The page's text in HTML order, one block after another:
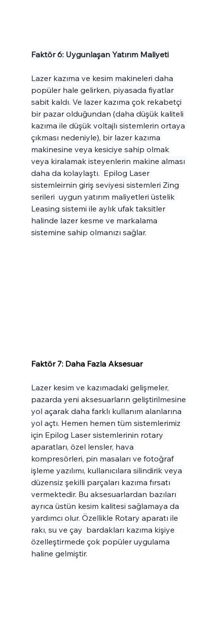
Faktör 6: Uygunlaşan Yatırım Maliyeti
Lazer kazıma ve kesim makineleri daha
popüler hale gelirken, piyasada fiyatlar
sabit kaldı. Ve lazer kazıma çok rekabetçi
bir pazar olduğundan (daha düşük kaliteli
kazıma ile düşük voltajlı sistemlerin ortaya
çıkması nedeniyle), bir lazer kazıma
makinesine veya kesiciye sahip olmak
veya kiralamak isteyenlerin makine alması
daha da kolaylaştı.  Epilog Laser
sistemleirnin giriş seviyesi sistemleri Zing
serileri  uygun yatırım maliyetleri üstelik
Leasing sistemi ile aylık ufak taksitler
halinde lazer kesme ve markalama
sistemine sahip olmanızı sağlar.
Faktör 7: Daha Fazla Aksesuar
Lazer kesim ve kazımadaki gelişmeler,
pazarda yeni aksesuarların geliştirilmesine
yol açarak daha farklı kullanım alanlarına
yol açtı. Hemen hemen tüm sistemlerimiz
için Epilog Laser sistemlerinin rotary
aparatları, özel lensler, hava
kompresörleri, pin masaları ve fotoğraf
işleme yazılımı, kullanıcılara silindirik veya
düzensiz şekilli parçaları kazıma fırsatı
vermektedir. Bu aksesuarlardan bazıları
ayrıca üstün kesim kalitesi sağlamaya da
yardımcı olur. Özellikle Rotary aparatı ile
rakı, su ve çay  bardakları kazıma kişiye
özelleştirmede çok popüler uygulama
haline gelmiştir.